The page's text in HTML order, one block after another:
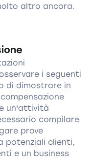
altro ancora.
i seguenti
di dimostrare in
un'attività
compilare
prove
potenziali clienti,
e un business